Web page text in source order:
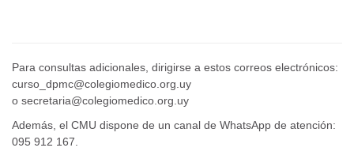
Para consultas adicionales, dirigirse a estos correos electrónicos:
curso_dpmc@colegiomedico.org.uy
o secretaria@colegiomedico.org.uy
Además, el CMU dispone de un canal de WhatsApp de atención:
095 912 167.